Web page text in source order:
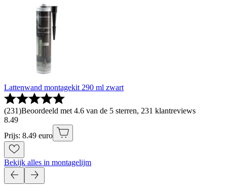
Lattenwand montagekit 290 ml zwart
(231)Beoordeeld met 4.6 van de 5 sterren, 231 klantreviews
8.49
Prijs: 8.49 euro
Bekijk alles in montagelijm